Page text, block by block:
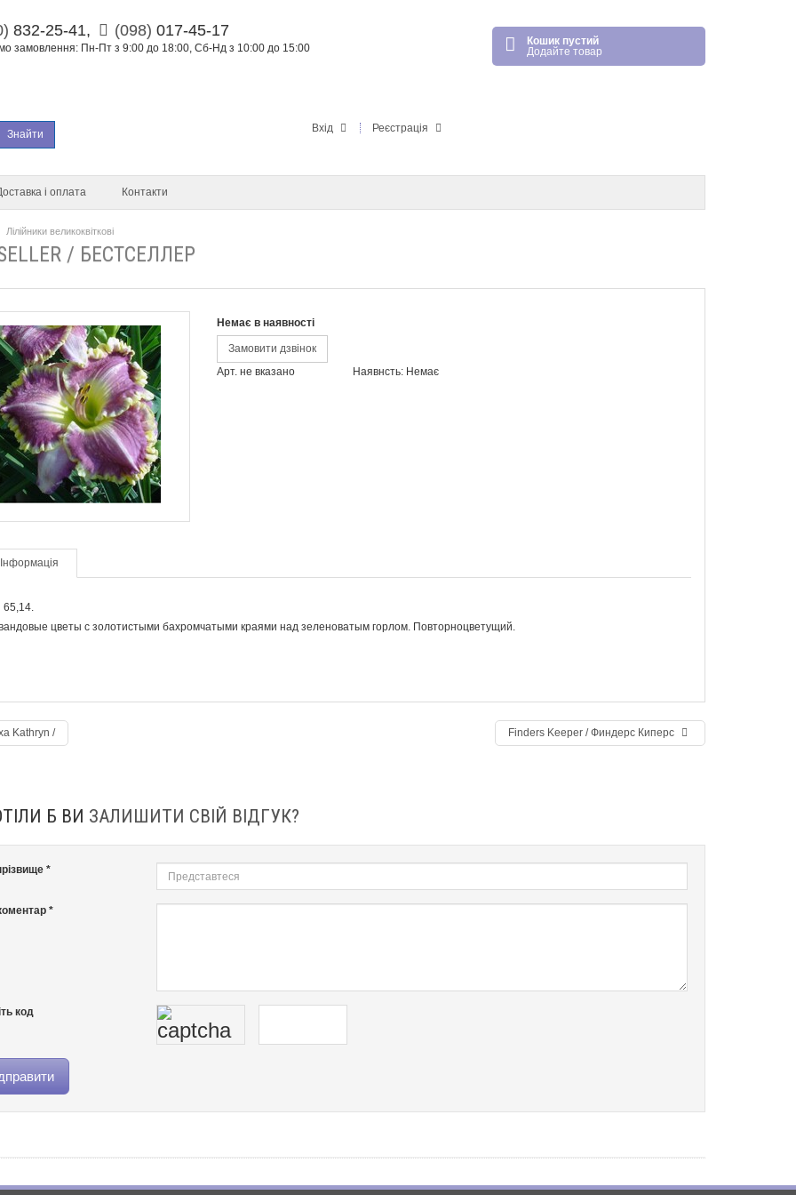
832-25-41, (098) 017-45-17
замовлення: Пн-Пт з 9:00 до 18:00, Сб-Нд з 10:00 до 15:00
Кошик пустий
Додайте товар
Знайти Вхід Реєстрація
і оплата Контакти
Лілійники великоквіткові
/ БЕСТСЕЛЛЕР
Немає в наявності
Замовити дзвінок
Арт. не вказано
Наявнсть: Немає
Інформація
65,14.
цветы с золотистыми бахромчатыми краями над зеленоватым горлом. Повторноцветущий.
Kathryn / Finders Keeper / Финдерс Киперс
Б ВИ ЗАЛИШИТИ СВІЙ ВІДГУК?
*
*
код